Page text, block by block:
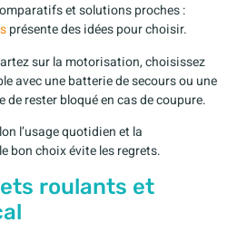
et solutions proches :
présente des idées pour choisir.
sur la motorisation, choisissez
avec une batterie de secours ou une
rester bloqué en cas de coupure.
l’usage quotidien et la
bon choix évite les regrets.
roulants et